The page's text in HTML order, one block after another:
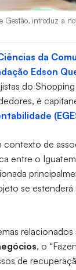
introduz a
da
Edson
do
é
contexto de
entre o
se
, o
de